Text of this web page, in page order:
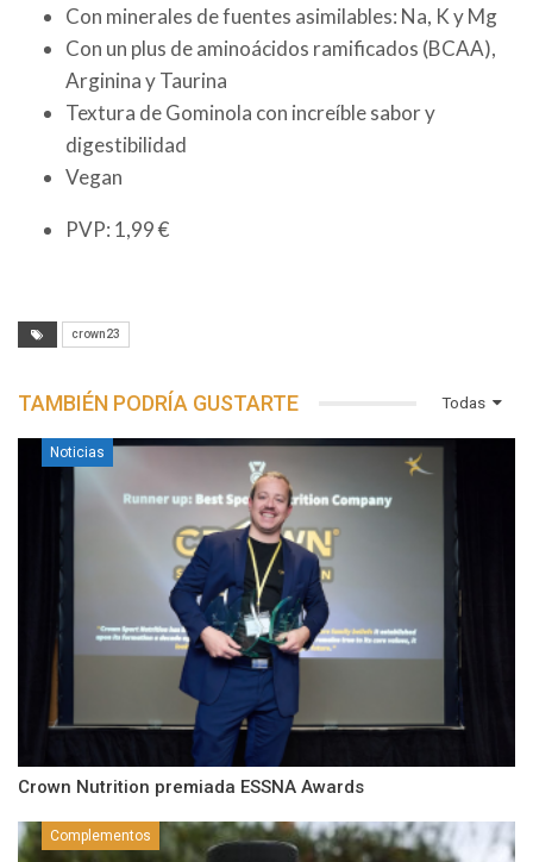
Con minerales de fuentes asimilables: Na, K y Mg
Con un plus de aminoácidos ramificados (BCAA),
Arginina y Taurina
Textura de Gominola con increíble sabor y
digestibilidad
Vegan
PVP: 1,99 €
crown23
Todas
TAMBIÉN PODRÍA GUSTARTE
Noticias
Crown Nutrition premiada ESSNA Awards
Complementos